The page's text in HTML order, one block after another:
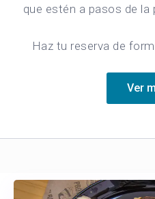
que estén a pasos de la
Haz tu reserva de
Ver